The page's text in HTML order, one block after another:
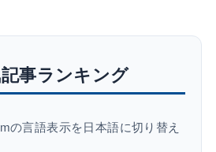
事ランキング
の言語表示を日本語に切り替え